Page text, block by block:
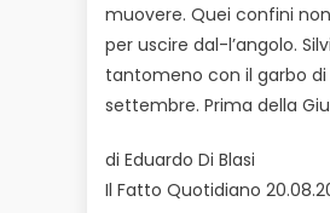
muovere. Quei confini
per uscire dal-l’angolo.
tantomeno con il garbo di
settembre. Prima della
di Eduardo Di Blasi
Il Fatto Quotidiano